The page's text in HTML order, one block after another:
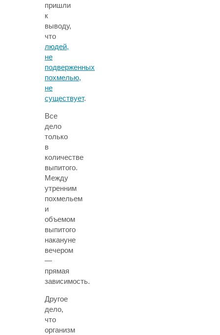
пришли
к
выводу,
что
людей,
не
подверженных
похмелью,
не
существует.
Все
дело
только
в
количестве
выпитого.
Между
утренним
похмельем
и
объемом
выпитого
накануне
вечером
—
прямая
зависимость.
Другое
дело,
что
организм